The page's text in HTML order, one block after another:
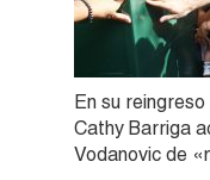
En su
Cathy Barriga
Vodanovic de